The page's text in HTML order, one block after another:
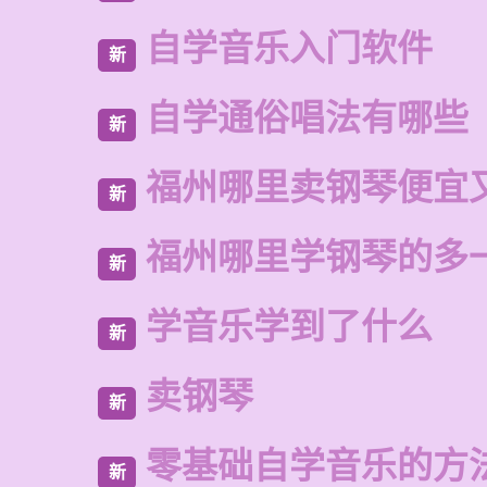
新 自学音乐入门软件
新 自学通俗唱法有哪些
新 福州哪里卖钢琴便宜
新 福州哪里学钢琴的多
新 学音乐学到了什么
新 卖钢琴
新 零基础自学音乐的方